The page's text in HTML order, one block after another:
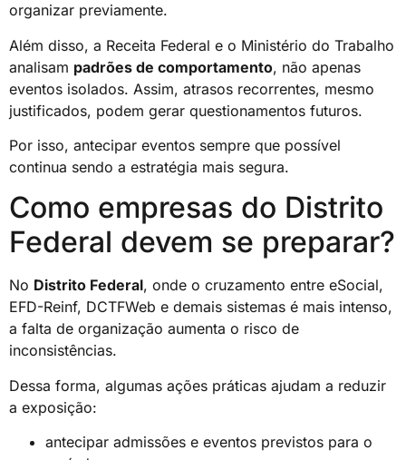
organizar previamente.
Além disso, a Receita Federal e o Ministério do Trabalho
analisam padrões de comportamento, não apenas
eventos isolados. Assim, atrasos recorrentes, mesmo
justificados, podem gerar questionamentos futuros.
Por isso, antecipar eventos sempre que possível
continua sendo a estratégia mais segura.
Como empresas do Distrito
Federal devem se preparar?
No Distrito Federal, onde o cruzamento entre eSocial,
EFD-Reinf, DCTFWeb e demais sistemas é mais intenso,
a falta de organização aumenta o risco de
inconsistências.
Dessa forma, algumas ações práticas ajudam a reduzir
a exposição:
antecipar admissões e eventos previstos para o